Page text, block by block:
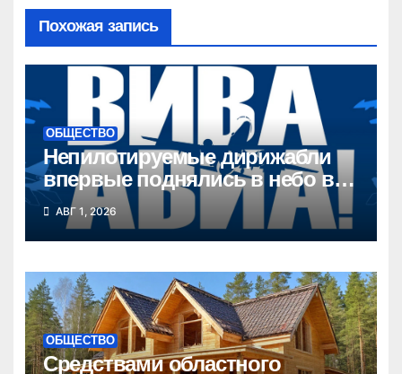
Похожая запись
ОБЩЕСТВО
Непилотируемые дирижабли
впервые поднялись в небо в
Новосибирской области
АВГ 1, 2026
ОБЩЕСТВО
Средствами областного